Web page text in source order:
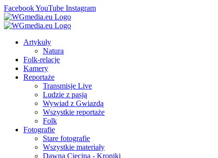
FacebookYouTube Instagram
Artykuły
Natura
Folk-relacje
Kamery
Reportaże
Transmisje Live
Ludzie z pasją
Wywiad z Gwiazdą
Wszystkie reportaże
Folk
Fotografie
Stare fotografie
Wszystkie materiały
Dawna Cięcina - Kroniki